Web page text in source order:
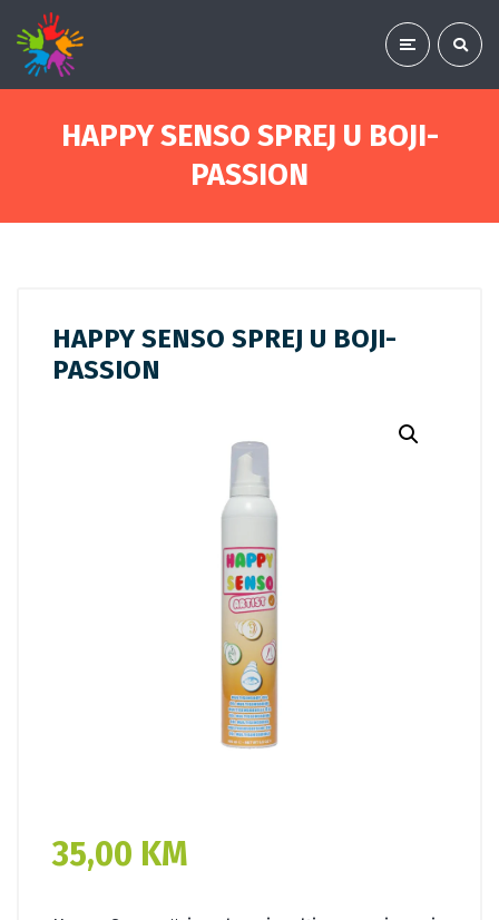
HAPPY SENSO SPREJ U BOJI-
PASSION
HAPPY SENSO SPREJ U BOJI-
PASSION
35,00 KM